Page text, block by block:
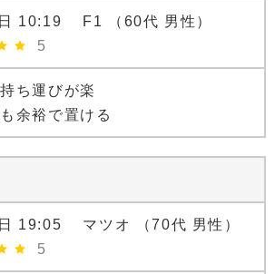
10:19 F1 （60代 男性）
5
ち運びが楽
余裕で置ける
19:05 マツオ （70代 男性）
5